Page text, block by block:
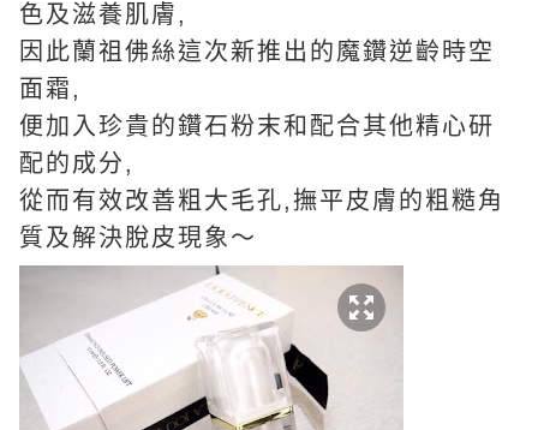
色及滋養肌膚,
因此蘭祖佛絲這次新推出的魔鑽逆齡時空
面霜,
便加入珍貴的鑽石粉末和配合其他精心研
配的成分,
從而有效改善粗大毛孔,撫平皮膚的粗糙角
質及解決脫皮現象～